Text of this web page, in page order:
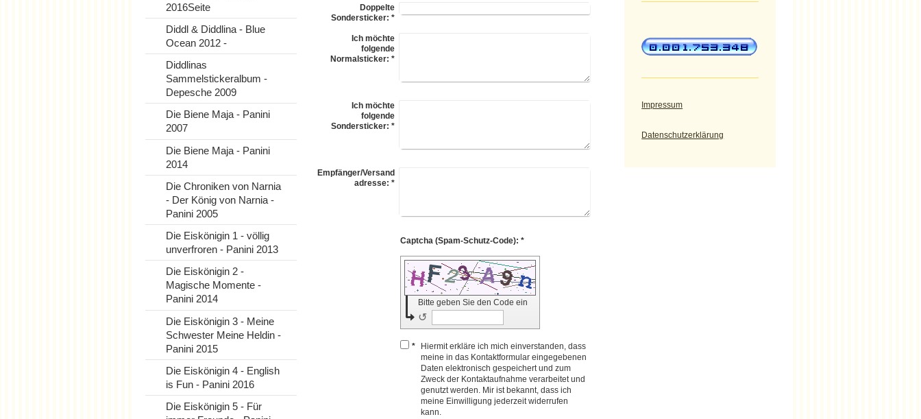
2016Seite
Diddl & Diddlina - Blue
Ocean 2012 -
Diddlinas
Sammelstickeralbum -
Depesche 2009
Die Biene Maja - Panini
2007
Die Biene Maja - Panini
2014
Die Chroniken von Narnia
- Der König von Narnia -
Panini 2005
Die Eiskönigin 1 - völlig
unverfroren - Panini 2013
Die Eiskönigin 2 -
Magische Momente -
Panini 2014
Die Eiskönigin 3 - Meine
Schwester Meine Heldin -
Panini 2015
Die Eiskönigin 4 - English
is Fun - Panini 2016
Die Eiskönigin 5 - Für
Doppelte
Sondersticker: *
Ich möchte
folgende
Normalsticker: *
Ich möchte
folgende
Sondersticker: *
Empfänger/Versand
adresse: *
Captcha (Spam-Schutz-Code): *
Bitte geben Sie den Code ein
↺
*
Hiermit erkläre ich mich einverstanden, dass
meine in das Kontaktformular eingegebenen
Daten elektronisch gespeichert und zum
Zweck der Kontaktaufnahme verarbeitet und
genutzt werden. Mir ist bekannt, dass ich
meine Einwilligung jederzeit widerrufen
kann.
Impressum
Datenschutzerklärung